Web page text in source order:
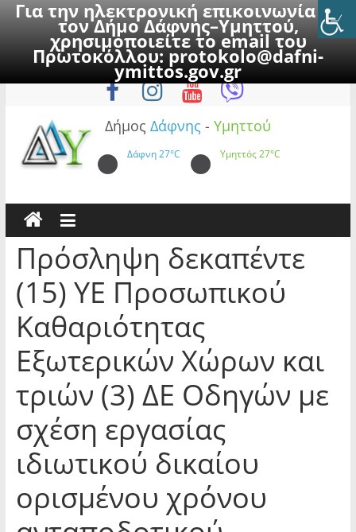
Για την ηλεκτρονική επικοινωνία με
τον Δήμο Δάφνης–Υμηττού,
χρησιμοποιείτε το email του
Πρωτοκόλλου:protokolo@dafni-
ymittos.gov.gr
to
Πέμπτη, 6 Αυγούστου 2026
Δήμος Δάφνης - Υμηττού
Δάφνη27°C Υμηττός27°C
Πρόσληψη δεκαπέντε
(15) ΥΕ Προσωπικού
Καθαριότητας
Εξωτερικών Χώρων και
τριών (3) ΔΕ Οδηγών με
σχέση εργασίας
ιδιωτικού δικαίου
ορισμένου χρόνου